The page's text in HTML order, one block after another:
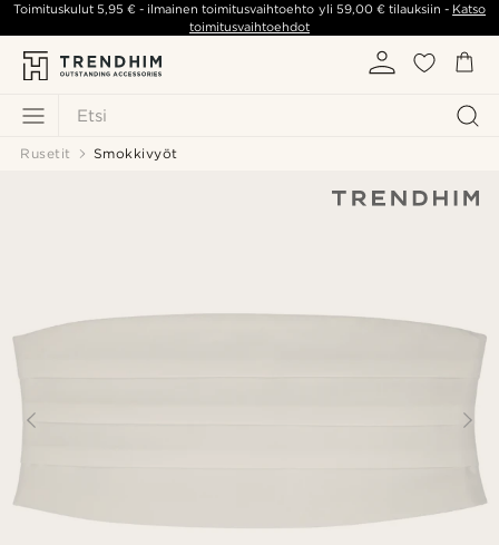
Etsi
Toimituskulut5,95 € - ilmainen toimitusvaihtoehto yli 59,00 €tilauksiin - Katso
toimitusvaihtoehdot
Rusetit Smokkivyöt